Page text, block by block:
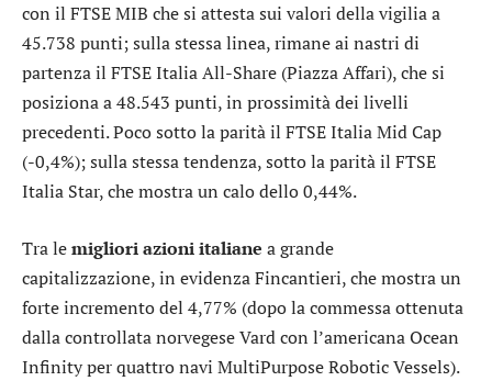
con il FTSE MIB che si attesta sui valori della vigilia a
45.738 punti; sulla stessa linea, rimane ai nastri di
partenza il FTSE Italia All-Share (Piazza Affari), che si
posiziona a 48.543 punti, in prossimità dei livelli
precedenti. Poco sotto la parità il FTSE Italia Mid Cap
(-0,4%); sulla stessa tendenza, sotto la parità il FTSE
Italia Star, che mostra un calo dello 0,44%.
Tra lemigliori azioni italiane a grande
capitalizzazione, in evidenzaFincantieri, che mostra un
forte incremento del 4,77% (dopo la commessa ottenuta
dalla controllata norvegese Vard con l’americana Ocean
Infinity per quattro navi MultiPurpose Robotic Vessels).